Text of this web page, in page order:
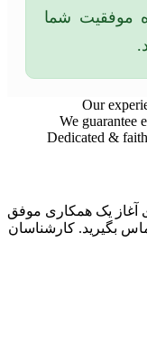
موفقیت شما
Our
We guarantee
Dedicated &
آغاز یک همکاری موفق
بگیرید. کارشناسان